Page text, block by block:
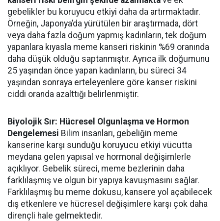
gebelikler bu koruyucu etkiyi daha da artırmaktadır.
Örneğin, Japonya’da yürütülen bir araştırmada, dört
veya daha fazla doğum yapmış kadınların, tek doğum
yapanlara kıyasla meme kanseri riskinin %69 oranında
daha düşük olduğu saptanmıştır. Ayrıca ilk doğumunu
25 yaşından önce yapan kadınların, bu süreci 34
yaşından sonraya erteleyenlere göre kanser riskini
ciddi oranda azalttığı belirlenmiştir.
Biyolojik Sır: Hücresel Olgunlaşma ve Hormon
Dengelemesi Bilim insanları, gebeliğin meme
kanserine karşı sunduğu koruyucu etkiyi vücutta
meydana gelen yapısal ve hormonal değişimlerle
açıklıyor. Gebelik süreci, meme bezlerinin daha
farklılaşmış ve olgun bir yapıya kavuşmasını sağlar.
Farklılaşmış bu meme dokusu, kansere yol açabilecek
dış etkenlere ve hücresel değişimlere karşı çok daha
dirençli hale gelmektedir.